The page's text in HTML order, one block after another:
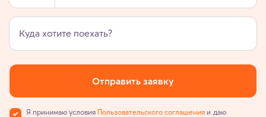
Куда хотите поехать?
Отправить заявку
Я принимаю условия Пользовательского соглашения и даю